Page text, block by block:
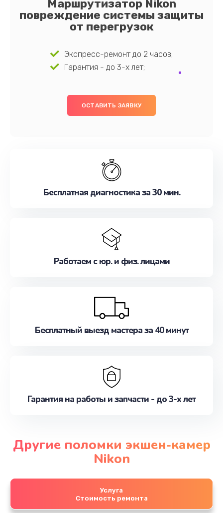
Маршрутизатор Nikon
повреждение системы защиты
от перегрузок
Экспресс-ремонт до 2 часов;
Гарантия - до 3-х лет;
ОСТАВИТЬ ЗАЯВКУ
Бесплатная диагностика за 30 мин.
Работаем с юр. и физ. лицами
Бесплатный выезд мастера за 40 минут
Гарантия на работы и запчасти - до 3-х лет
Другие поломки экшен-камер
Nikon
Услуга
Стоимость ремонта